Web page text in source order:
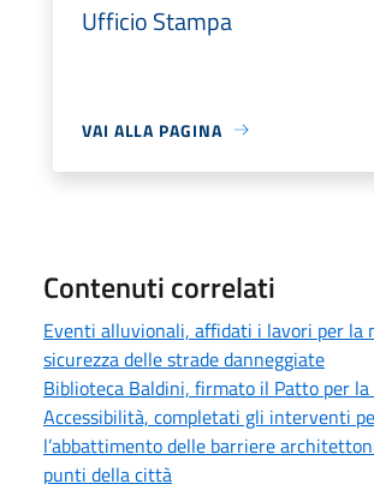
Ufficio Stampa
VAI ALLA PAGINA
Contenuti correlati
Eventi alluvionali, affidati i lavori per la
sicurezza delle strade danneggiate
Biblioteca Baldini, firmato il Patto per
Accessibilità, completati gli interventi
l’abbattimento delle barriere
punti della città